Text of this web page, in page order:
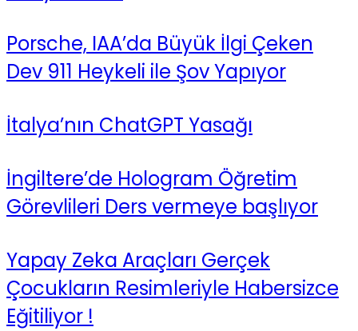
Porsche, IAA’da Büyük İlgi Çeken
Dev 911 Heykeli ile Şov Yapıyor
İtalya’nın ChatGPT Yasağı
İngiltere’de Hologram Öğretim
Görevlileri Ders vermeye başlıyor
Yapay Zeka Araçları Gerçek
Çocukların Resimleriyle Habersizce
Eğitiliyor !